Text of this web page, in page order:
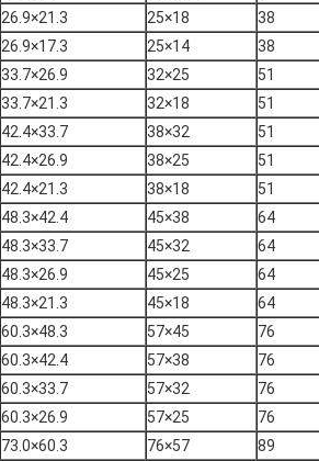
26.9×21.3 25×18
38
26.9×17.3 25×14
38
33.7×26.9 32×25
51
33.7×21.3 32×18
51
42.4×33.7 38×32
51
42.4×26.9 38×25
51
42.4×21.3 38×18
51
48.3×42.4 45×38
64
48.3×33.7 45×32
64
48.3×26.9 45×25
64
48.3×21.3 45×18
64
60.3×48.3 57×45
76
60.3×42.4 57×38
76
60.3×33.7 57×32
76
60.3×26.9 57×25
76
73.0×60.3 76×57
89